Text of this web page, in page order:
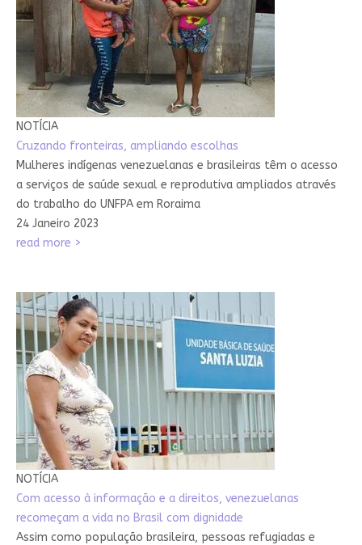
NOTÍCIA
Cruzando fronteiras, ampliando escolhas
Mulheres indígenas venezuelanas e brasileiras têm o acesso
a serviços de saúde sexual e reprodutiva ampliados através
do trabalho do UNFPA em Roraima
24 Janeiro 2023
read more >
NOTÍCIA
Com acesso à informação e a direitos, venezuelanas
recomeçam a vida no Brasil com dignidade
Assim como população brasileira, pessoas refugiadas e